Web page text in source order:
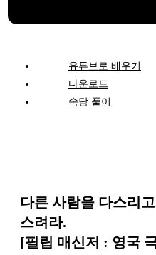
유튜브로 배우기
다운로드
속담 풀이
다른 사람을 다스리
스려라.
[필립 매신저 : 영국